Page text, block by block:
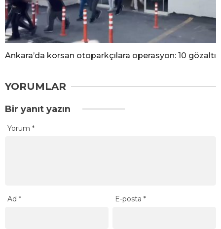
Ankara’da korsan otoparkçılara operasyon: 10 gözaltı
YORUMLAR
Bir yanıt yazın
Yorum *
Ad * E-posta*